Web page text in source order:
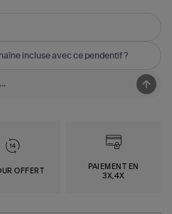
incluse avec ce pendentif ?
OFFERT
PAIEMENT EN
3X,4X